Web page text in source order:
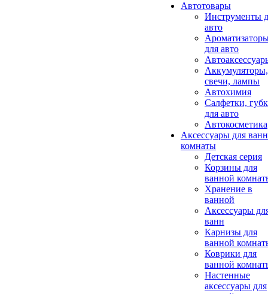
Автотовары
Инструменты
авто
для авто
Аккумуляторы,
свечи, лампы
Автохимия
Салфетки,
для авто
Автокосметика
Аксессуары для
комнаты
Детская серия
Корзины для
ванной
Хранение в
ванной
Аксессуары
ванн
Карнизы для
ванной
Коврики для
ванной
Настенные
аксессуары для